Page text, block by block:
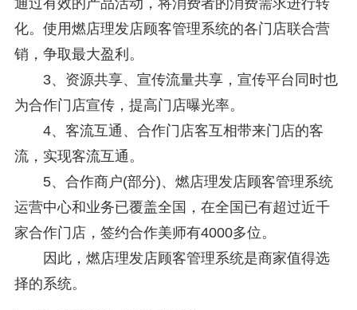
化。使用燃店理发店顾客管理系统的各门店联合营
销，争取最大盈利。
3、资源共享、宣传流量共享，宣传平台同时也
为合作门店宣传，提高门店曝光率。
4、客流互通、合作门店客互相带来门店的客
流，实现客流互通。
5、合作商户(部分)、燃店理发店顾客管理系统
运营中心和业务已覆盖全国，在全国已有超过近千
家合作门店，签约合作美师有4000多位。
因此，燃店理发店顾客管理系统是商家值得选
择的系统。